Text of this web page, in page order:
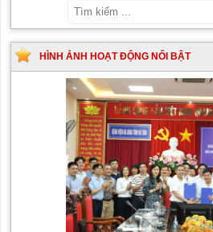
HÌNH ẢNH HOẠT ĐỘNG NỔI BẬT